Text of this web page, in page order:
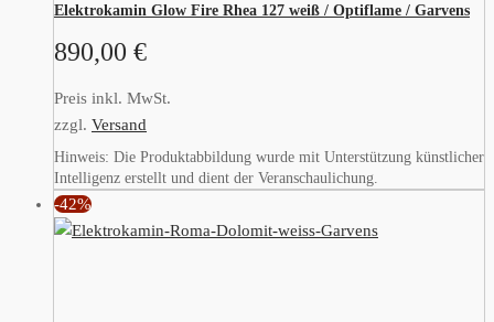
Elektrokamin Glow Fire Rhea 127 weiß / Optiflame / Garvens
890,00 €
Preis inkl. MwSt.
zzgl. Versand
Hinweis: Die Produktabbildung wurde mit Unterstützung künstlicher
Intelligenz erstellt und dient der Veranschaulichung.
-42%